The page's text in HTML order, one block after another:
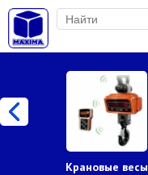
Крановые весы